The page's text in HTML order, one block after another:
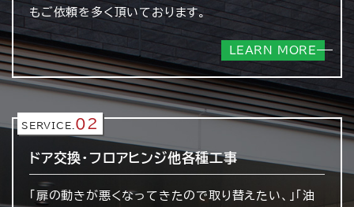
もご依頼を多く頂いております。
LEARN MORE
SERVICE. 02
ドア交換・フロアヒンジ他各種工事
「扉の動きが悪くなってきたので取り替えたい、」「油